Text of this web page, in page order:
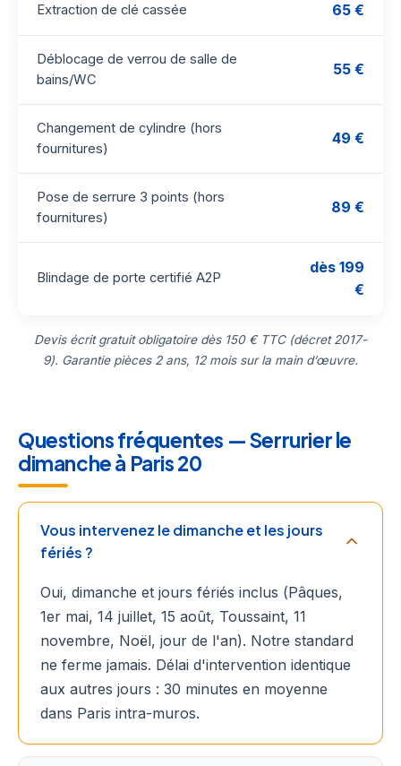
Extraction de clé cassée 65 €
Déblocage de verrou de salle de
bains/WC
55 €
Changement de cylindre (hors
fournitures)
49 €
Pose de serrure 3 points (hors
fournitures)
89 €
Blindage de porte certifié A2P
dès 199
€
Devis écrit gratuit obligatoire dès 150 € TTC (décret 2017-
9). Garantie pièces 2 ans, 12 mois sur la main d’œuvre.
Questions fréquentes — Serrurier le
dimanche à Paris 20
Vous intervenez le dimanche et les jours
fériés ?
Oui, dimanche et jours fériés inclus (Pâques,
1er mai, 14 juillet, 15 août, Toussaint, 11
novembre, Noël, jour de l'an). Notre standard
ne ferme jamais. Délai d'intervention identique
aux autres jours : 30 minutes en moyenne
dans Paris intra-muros.